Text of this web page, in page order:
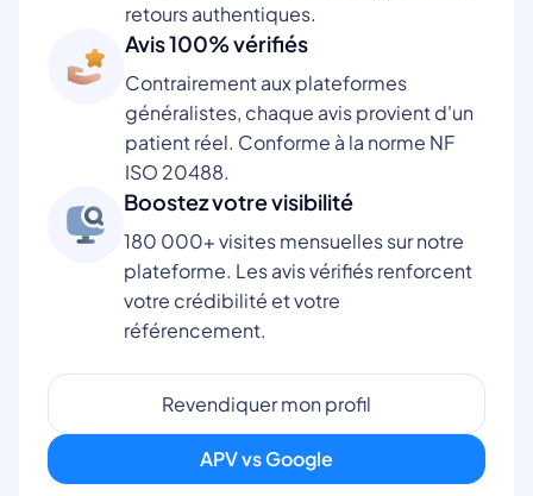
retours authentiques.
Avis 100% vérifiés
Contrairement aux plateformes
généralistes, chaque avis provient d'un
patient réel. Conforme à la norme NF
ISO 20488.
Boostez votre visibilité
180 000+ visites mensuelles sur notre
plateforme. Les avis vérifiés renforcent
votre crédibilité et votre
référencement.
Revendiquer mon profil
APV vs Google